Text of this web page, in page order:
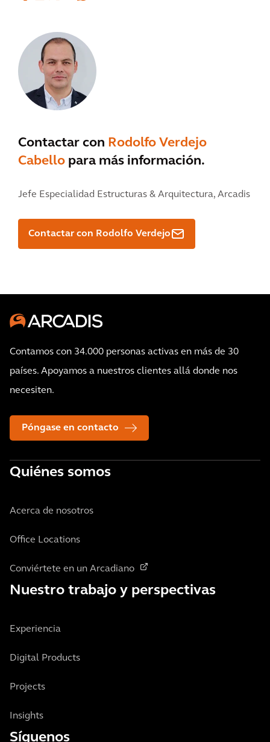
Contactar con Rodolfo Verdejo
Cabello para más información.
Jefe Especialidad Estructuras & Arquitectura, Arcadis
Contactar con Rodolfo Verdejo
Contamos con 34.000 personas activas en más de 30
países. Apoyamos a nuestros clientes allá donde nos
necesiten.
Póngase en contacto
Quiénes somos
Acerca de nosotros
Office Locations
Conviértete en un Arcadiano
Nuestro trabajo y perspectivas
Experiencia
Digital Products
Projects
Insights
Síguenos